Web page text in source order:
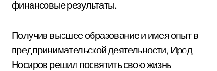
финансовые результаты.
Получив высшее образование и имея опыт в
предпринимательской деятельности, Ирод
Носиров решил посвятить свою жизнь